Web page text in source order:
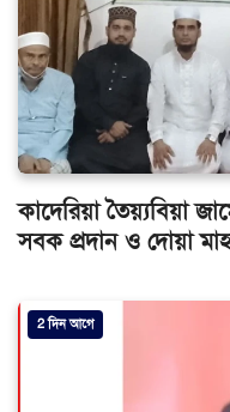
কাদেরিয়া তৈয়্যবিয়া
সবক প্রদান ও দোয়া
2 দিন আগে